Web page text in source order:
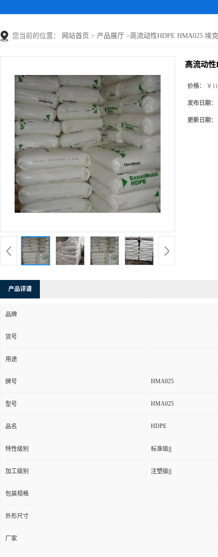
您当前的位置： 网站首页 > 产品展厅 >高流动性HDPE HMA025 埃
高流动
价格： ￥
发布日期：
更新日期：
产品详请
品牌
货号
用途
牌号 HMA025
型号 HMA025
品名 HDPE
特性级别 标准级|||
加工级别 注塑级|||
包装规格
外形尺寸
厂家